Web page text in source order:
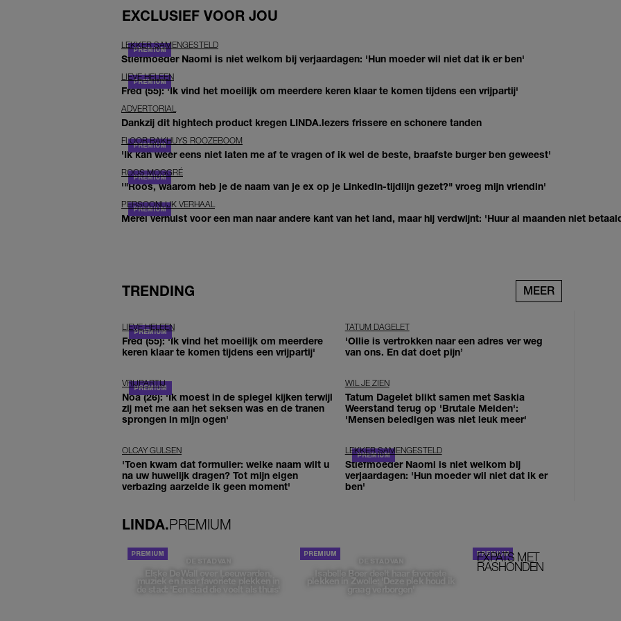
EXCLUSIEF VOOR JOU
LEKKER SAMENGESTELD
Stiefmoeder Naomi is niet welkom bij verjaardagen: 'Hun moeder wil niet dat ik er ben'
LIEVE HELEEN
Fred (55): 'Ik vind het moeilijk om meerdere keren klaar te komen tijdens een vrijpartij'
ADVERTORIAL
Dankzij dit hightech product kregen LINDA.lezers frissere en schonere tanden
FLOOR BAKHUYS ROOZEBOOM
'Ik kan weer eens niet laten me af te vragen of ik wel de beste, braafste burger ben geweest'
ROOS MOGGRÉ
'"Roos, waarom heb je de naam van je ex op je LinkedIn-tijdlijn gezet?" vroeg mijn vriendin'
PERSOONLIJK VERHAAL
Merel verhuist voor een man naar andere kant van het land, maar hij verdwijnt: 'Huur al maanden niet
TRENDING MEER
LIEVE HELEEN
Fred (55): 'Ik vind het moeilijk om meerdere
keren klaar te komen tijdens een vrijpartij'
TATUM DAGELET
'Ollie is vertrokken naar een adres ver weg
van ons. En dat doet pijn’
VRIJPARTIJ
Noa (26): 'Ik moest in de spiegel kijken terwijl
zij met me aan het seksen was en de tranen
sprongen in mijn ogen'
WIL JE ZIEN
Tatum Dagelet blikt samen met Saskia
Weerstand terug op 'Brutale Meiden':
'Mensen beledigen was niet leuk meer'
OLCAY GULSEN
'Toen kwam dat formulier: welke naam wilt u
na uw huwelijk dragen? Tot mijn eigen
verbazing aarzelde ik geen moment'
LEKKER SAMENGESTELD
Stiefmoeder Naomi is niet welkom bij
verjaardagen: 'Hun moeder wil niet dat ik er
ben'
LINDA.PREMIUM
DE STAD VAN
Elske DeWall over Leeuwarden,
muziek en haar favoriete plekken in
de stad: 'Een stad die voelt als thuis'
DE STAD VAN
Isabelle Boer deelt haar favoriete
plekken in Zwolle: 'Deze plek houd ik
graag verborgen'
EXPATS MET
RASHONDEN